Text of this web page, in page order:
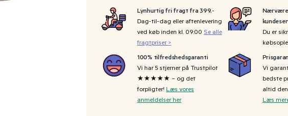
Lynhurtig fri fragt fra 399,-
Dag-til-dag eller aftenlevering
ved køb inden kl. 09:00 Se alle
fragtpriser >
Du er
100% tilfredshedsgaranti
Vi har 5 stjerner på Trustpilot
★★★★★ – og det
forpligter! Læs vores
anmeldelser her
Vi
bedste
altid
Læs